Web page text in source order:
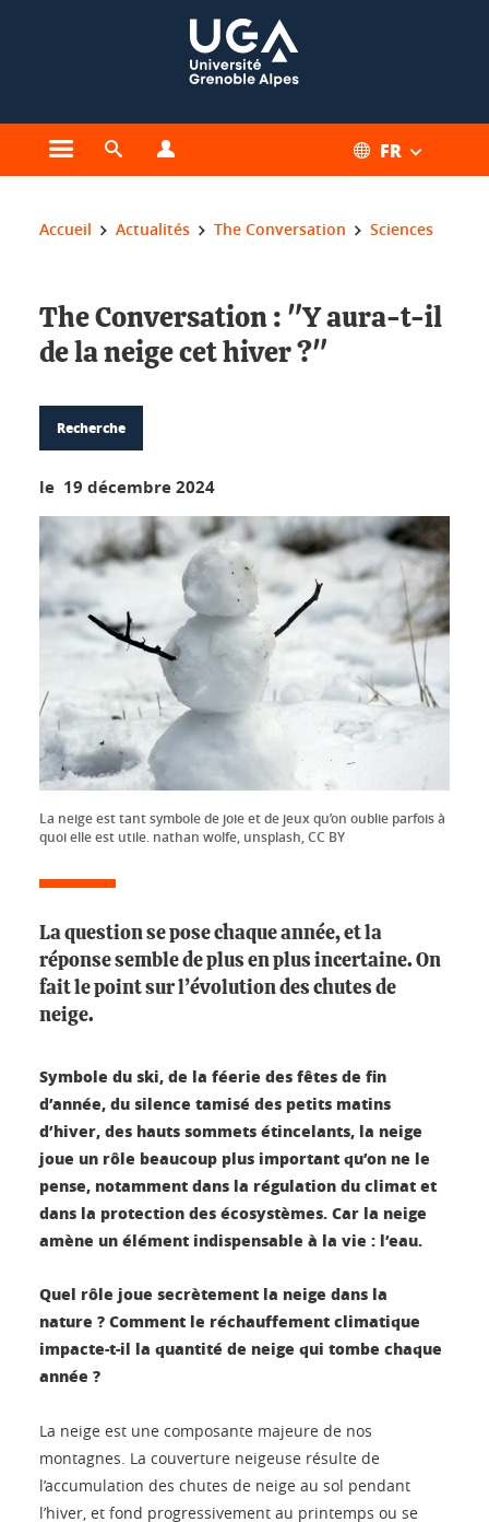
Ouvrir le menu principal
Ouvrir le moteur de recherche FR
Vous êtes ici :
Accueil Actualités The Conversation Sciences
The Conversation : "Y aura-t-il
de la neige cet hiver ?"
Recherche
le 19 décembre 2024
La neige est tant symbole de joie et de jeux qu’on oublie parfois à
quoi elle est utile. nathan wolfe, unsplash, CC BY
La question se pose chaque année, et la
réponse semble de plus en plus incertaine. On
fait le point sur l’évolution des chutes de
neige.
Symbole du ski, de la féerie des fêtes de fin
d’année, du silence tamisé des petits matins
d’hiver, des hauts sommets étincelants, la neige
joue un rôle beaucoup plus important qu’on ne le
pense, notamment dans la régulation du climat et
dans la protection des écosystèmes. Car la neige
amène un élément indispensable à la vie : l’eau.
Quel rôle joue secrètement la neige dans la
nature ? Comment le réchauffement climatique
impacte-t-il la quantité de neige qui tombe chaque
année ?
La neige est une composante majeure de nos
montagnes. La couverture neigeuse résulte de
l’accumulation des chutes de neige au sol pendant
l’hiver, et fond progressivement au printemps ou se